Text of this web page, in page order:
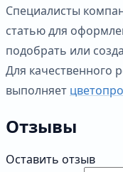
Специалисты
статью для
подобрать или
Для качественного
выполняет
Отзывы
Оставить отзыв